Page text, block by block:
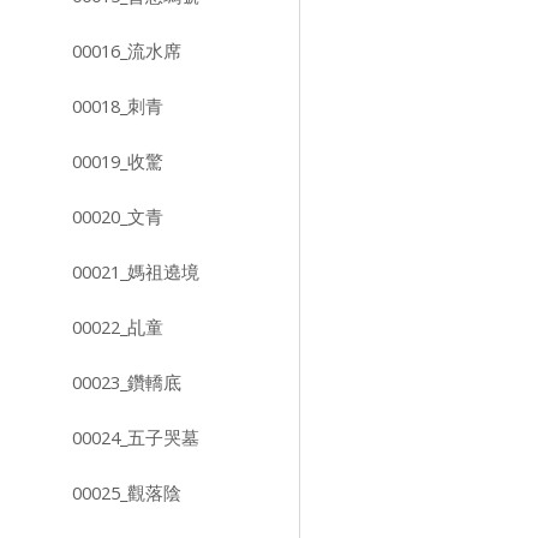
00016_流水席
00018_刺青
00019_收驚
00020_文青
00021_媽祖遶境
00022_乩童
00023_鑽轎底
00024_五子哭墓
00025_觀落陰